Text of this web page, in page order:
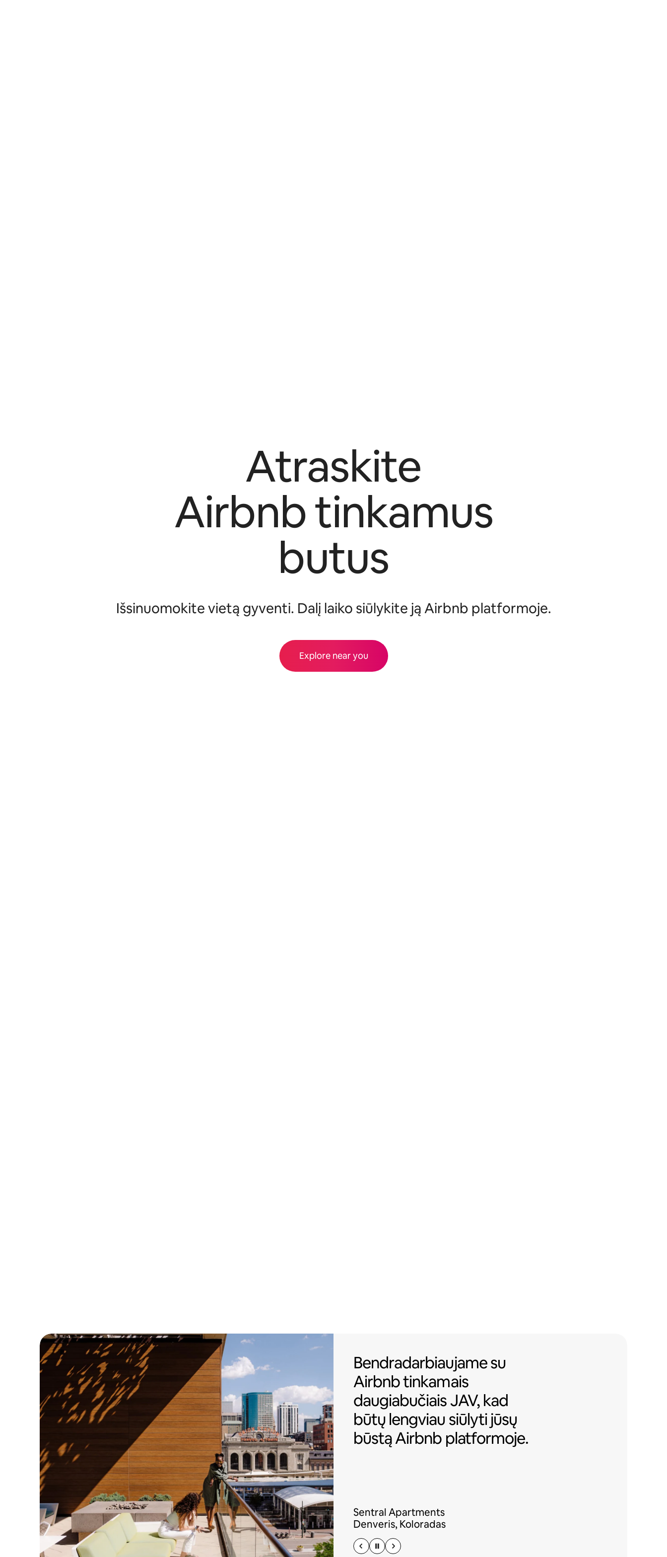
Atraskite
Airbnb tinkamus
butus
Išsinuomokite vietą gyventi. Dalį laiko siūlykite ją Airbnb platformoje.
Explore near you
Bendradarbiaujame su Airbnb tinkamais
Bendradarbiaujamesu
Airbnb tinkamais
daugiabučiais JAV, kad
būtų lengviau siūlyti jūsų
būstą Airbnb platformoje.
Sentral Apartments
Denveris, Koloradas